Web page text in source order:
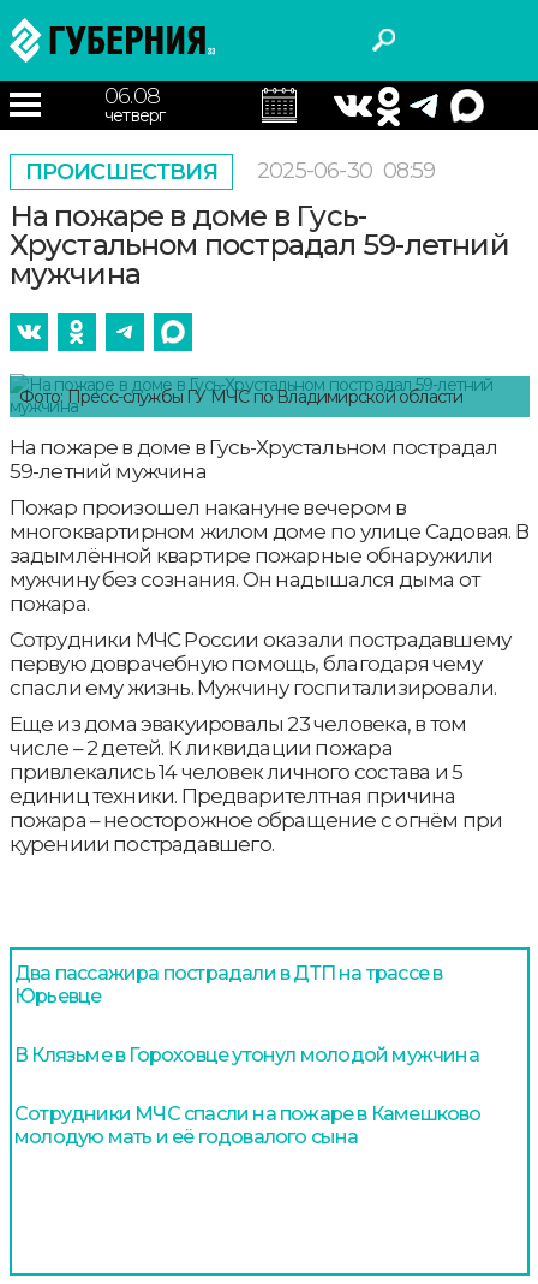
06.08
четверг
ПРОИСШЕСТВИЯ 2025-06-30 08:59
На пожаре в доме в Гусь-
Хрустальном пострадал 59-летний
мужчина
Фото: Пресс-службы ГУ МЧС по Владимирской области
На пожаре в доме в Гусь-Хрустальном пострадал
59-летний мужчина
Пожар произошел накануне вечером в
многоквартирном жилом доме по улице Садовая. В
задымлëнной квартире пожарные обнаружили
мужчину без сознания. Он надышался дыма от
пожара.
Сотрудники МЧС России оказали пострадавшему
первую доврачебную помощь, благодаря чему
спасли ему жизнь. Мужчину госпитализировали.
Еще из дома эвакуировалы 23 человека, в том
числе – 2 детей. К ликвидации пожара
привлекались 14 человек личного состава и 5
единиц техники. Предварителтная причина
пожара – неосторожное обращение с огнём при
курениии пострадавшего.
Два пассажира пострадали в ДТП на трассе в
Юрьевце
В Клязьме в Гороховце утонул молодой мужчина
Сотрудники МЧС спасли на пожаре в Камешково
молодую мать и её годовалого сына